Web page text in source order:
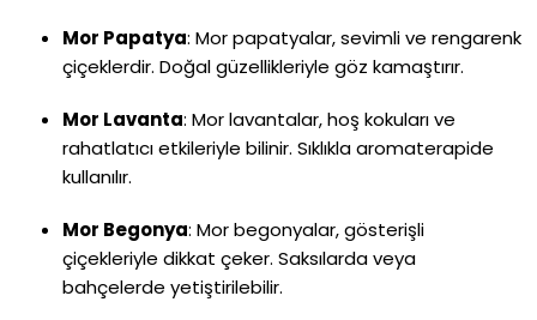
Mor Papatya: Mor papatyalar, sevimli ve rengarenk
çiçeklerdir. Doğal güzellikleriyle göz kamaştırır.
Mor Lavanta: Mor lavantalar, hoş kokuları ve
rahatlatıcı etkileriyle bilinir. Sıklıkla aromaterapide
kullanılır.
Mor Begonya: Mor begonyalar, gösterişli
çiçekleriyle dikkat çeker. Saksılarda veya
bahçelerde yetiştirilebilir.